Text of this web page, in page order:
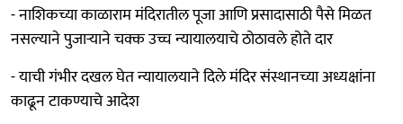
- नाशिकच्या काळाराम मंदिरातील पूजा आणि प्रसादासाठी पैसे मिळत
नसल्याने पुजाऱ्याने चक्क उच्च न्यायालयाचे ठोठावले होते दार
- याची गंभीर दखल घेत न्यायालयाने दिले मंदिर संस्थानच्या अध्यक्षांना
काढून टाकण्याचे आदेश